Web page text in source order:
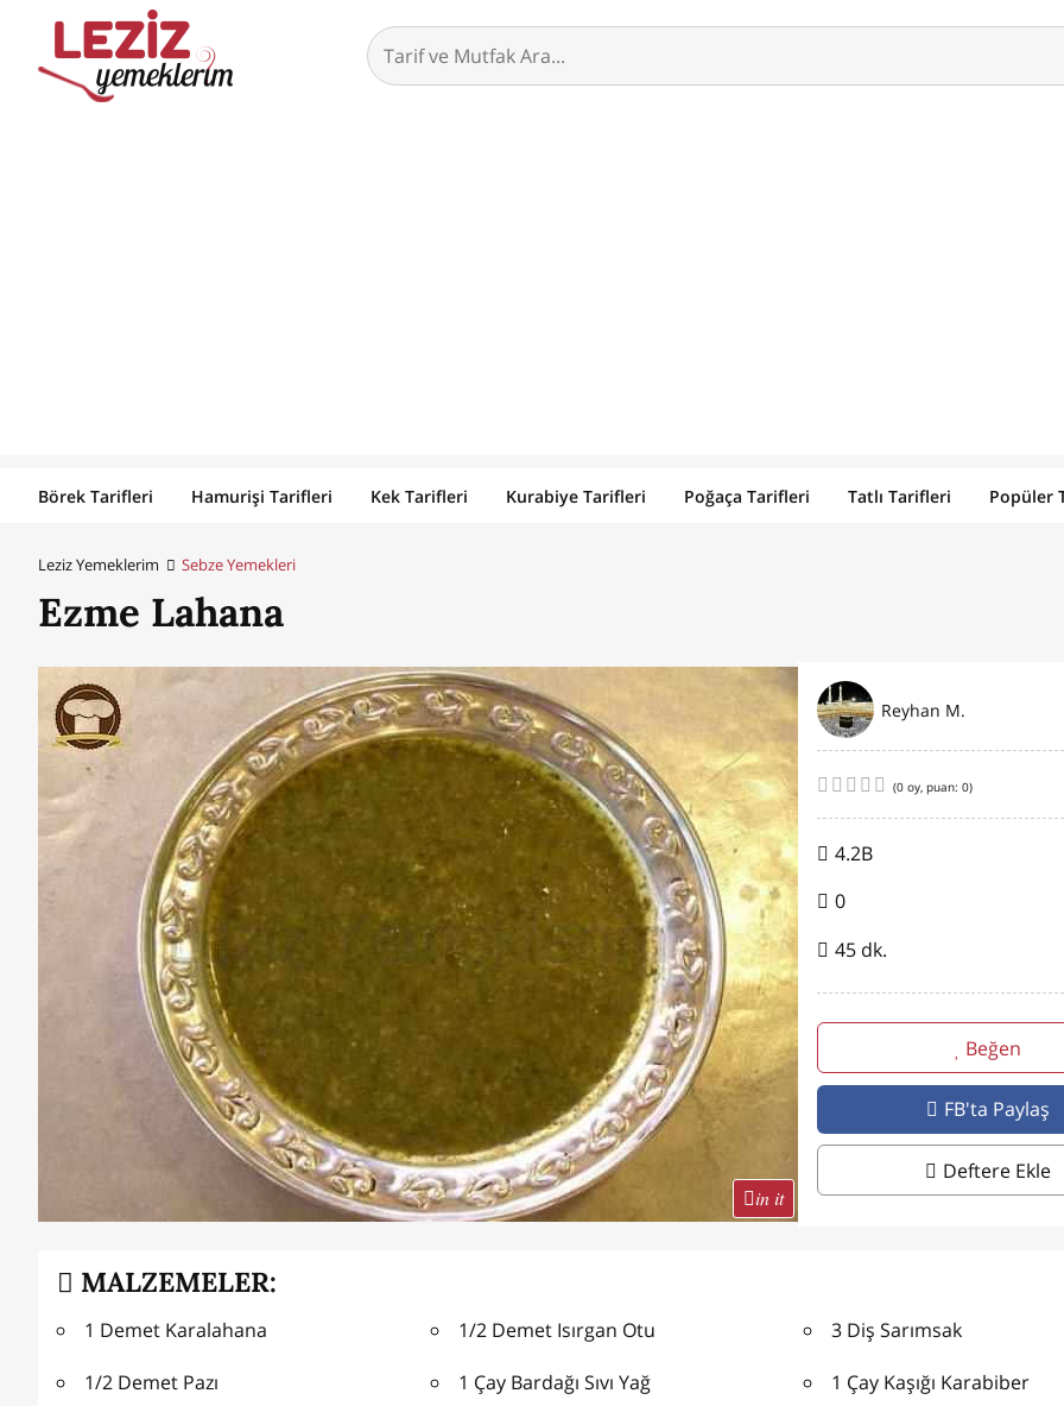
Börek Tarifleri Hamurişi Tarifleri Kek Tarifleri Kurabiye Tarifleri Poğaça Tarifleri Tatlı Tarifleri Popüler
Leziz Yemeklerim Sebze Yemekleri
Ezme Lahana
in it
Reyhan M.
(0 oy, puan: 0)
4.2B
0
45 dk.
Beğen
FB'ta Paylaş
Deftere Ekle
MALZEMELER:
1 Demet Karalahana
1/2 Demet Pazı
1/2 Demet Isırgan Otu
1 Çay Bardağı Sıvı Yağ
3 Diş Sarımsak
1 Çay Kaşığı Karabiber